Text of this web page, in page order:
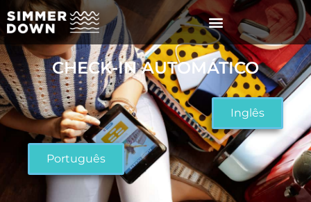
CHECK-IN AUTOMÁTICO
Inglês
Português